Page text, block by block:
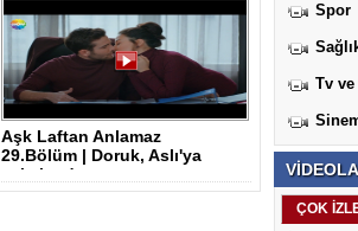
Aşk Laftan Anlamaz
29.Bölüm | Doruk, Aslı'ya
yakalandı
Spor
Tv
ÇOK